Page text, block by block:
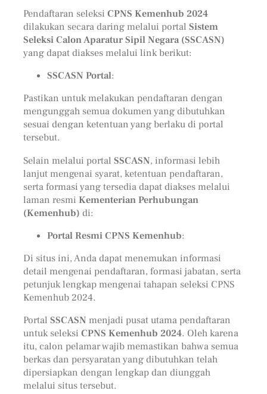
Pendaftaran seleksi CPNS Kemenhub 2024
dilakukan secara daring melalui portal Sistem
Seleksi Calon Aparatur Sipil Negara (SSCASN)
yang dapat diakses melalui link berikut:
SSCASN Portal:
Pastikan untuk melakukan pendaftaran dengan
mengunggah semua dokumen yang dibutuhkan
sesuai dengan ketentuan yang berlaku di portal
tersebut.
Selain melalui portal SSCASN, informasi lebih
lanjut mengenai syarat, ketentuan pendaftaran,
serta formasi yang tersedia dapat diakses melalui
laman resmi Kementerian Perhubungan
(Kemenhub) di:
Portal Resmi CPNS Kemenhub:
Di situs ini, Anda dapat menemukan informasi
detail mengenai pendaftaran, formasi jabatan, serta
petunjuk lengkap mengenai tahapan seleksi CPNS
Kemenhub 2024.
Portal SSCASN menjadi pusat utama pendaftaran
untuk seleksi CPNS Kemenhub 2024. Oleh karena
itu, calon pelamar wajib memastikan bahwa semua
berkas dan persyaratan yang dibutuhkan telah
dipersiapkan dengan lengkap dan diunggah
melalui situs tersebut.